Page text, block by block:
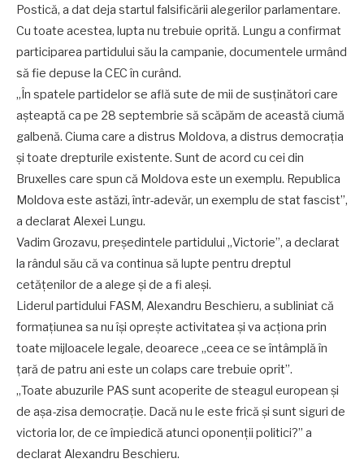
Postică, a dat deja startul falsificării alegerilor parlamentare.
Cu toate acestea, lupta nu trebuie oprită. Lungu a confirmat
participarea partidului său la campanie, documentele urmând
să fie depuse la CEC în curând.
„În spatele partidelor se află sute de mii de susținători care
așteaptă ca pe 28 septembrie să scăpăm de această ciumă
galbenă. Ciuma care a distrus Moldova, a distrus democrația
și toate drepturile existente. Sunt de acord cu cei din
Bruxelles care spun că Moldova este un exemplu. Republica
Moldova este astăzi, într-adevăr, un exemplu de stat fascist”,
a declarat Alexei Lungu.
Vadim Grozavu, președintele partidului „Victorie”, a declarat
la rândul său că va continua să lupte pentru dreptul
cetățenilor de a alege și de a fi aleși.
Liderul partidului FASM, Alexandru Beschieru, a subliniat că
formațiunea sa nu își oprește activitatea și va acționa prin
toate mijloacele legale, deoarece „ceea ce se întâmplă în
țară de patru ani este un colaps care trebuie oprit”.
„Toate abuzurile PAS sunt acoperite de steagul european și
de așa-zisa democrație. Dacă nu le este frică și sunt siguri de
victoria lor, de ce împiedică atunci oponenții politici?” a
declarat Alexandru Beschieru.